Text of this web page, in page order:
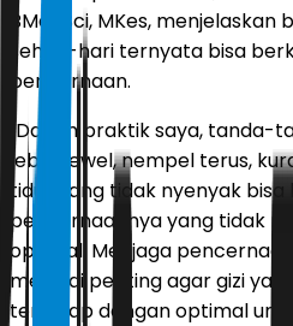
BMedSci, MKes,
sehari-hari ternyata bisa
pencernaan.
"Dalam praktik saya, tanda-
lebih rewel, nempel terus,
tidur yang tidak nyenyak
pencernaannya yang tidak
optimal. Menjaga
menjadi penting agar gizi
terserap dengan optimal